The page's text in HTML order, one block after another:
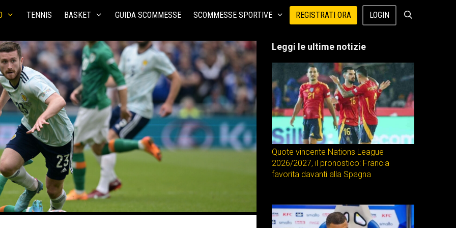
TENNIS BASKET GUIDA SCOMMESSE SCOMMESSE SPORTIVE REGISTRATI ORA LOGIN
Leggi le ultime notizie
Quote vincente Nations League
2026/2027, il pronostico: Francia
favorita davanti alla Spagna